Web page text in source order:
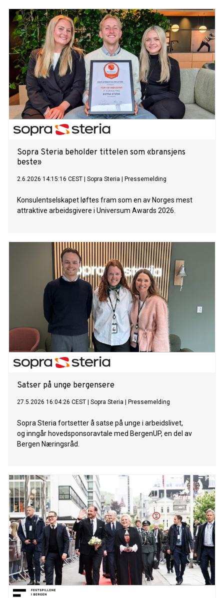
Sopra Steria beholder tittelen som «bransjens
beste»
2.6.2026 14:15:16 CEST Sopra Steria Pressemelding
Konsulentselskapet løftes fram som en av Norges mest
attraktive arbeidsgivere i Universum Awards 2026.
Satser på unge bergensere
27.5.2026 16:04:26 CEST Sopra Steria Pressemelding
Sopra Steria fortsetter å satse på unge i arbeidslivet,
og inngår hovedsponsoravtale med BergenUP, en del av
Bergen Næringsråd.